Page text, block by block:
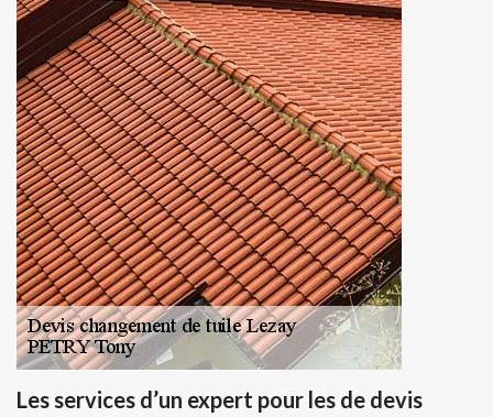
Les services d’un expert pour les de devis